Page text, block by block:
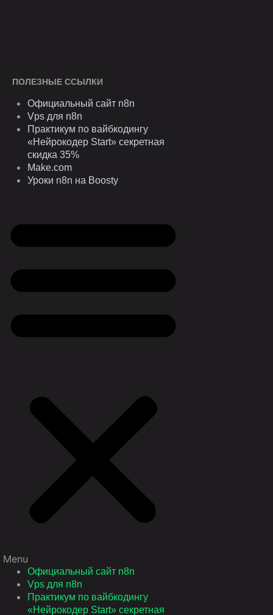
ПОЛЕЗНЫЕ ССЫЛКИ
Официальный сайт n8n
Vps для n8n
Практикум по вайбкодингу
«Нейрокодер Start» секретная
скидка 35%
Make.com
Уроки n8n на Boosty
Menu
Официальный сайт n8n
Vps для n8n
Практикум по вайбкодингу
«Нейрокодер Start» секретная